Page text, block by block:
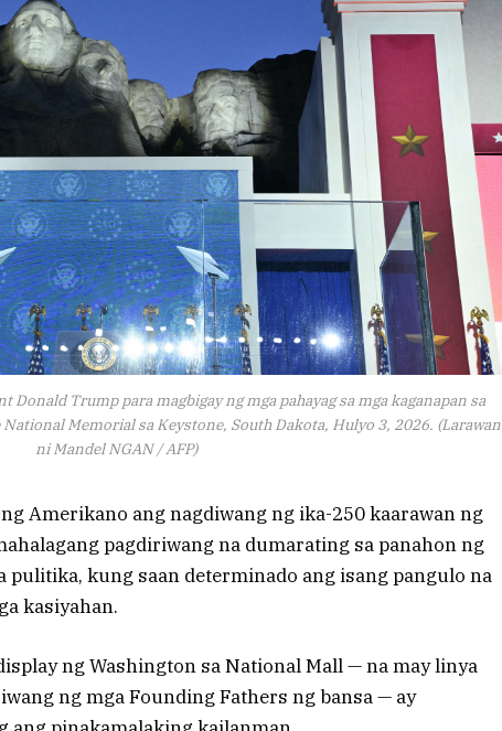
Donald Trump para magbigay ng mga pahayag sa mga kaganapan sa
Memorial sa Keystone, South Dakota, Hulyo 3, 2026. (Larawan
ni Mandel NGAN / AFP)
Amerikano ang nagdiwang ng ika-250 kaarawan ng
pagdiriwang na dumarating sa panahon ng
pulitika, kung saan determinado ang isang pangulo na
kasiyahan.
ng Washington sa National Mall — na may linya
ng mga Founding Fathers ng bansa — ay